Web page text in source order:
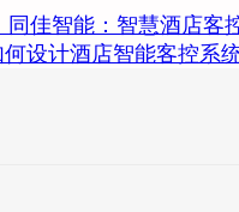
同佳智能：智慧酒店客
设计酒店智能客控系